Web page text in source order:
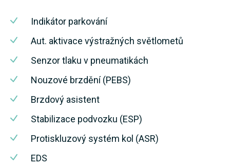
Indikátor parkování
Aut. aktivace výstražných světlometů
Senzor tlaku v pneumatikách
Nouzové brzdění (PEBS)
Brzdový asistent
Stabilizace podvozku (ESP)
Protiskluzový systém kol (ASR)
EDS